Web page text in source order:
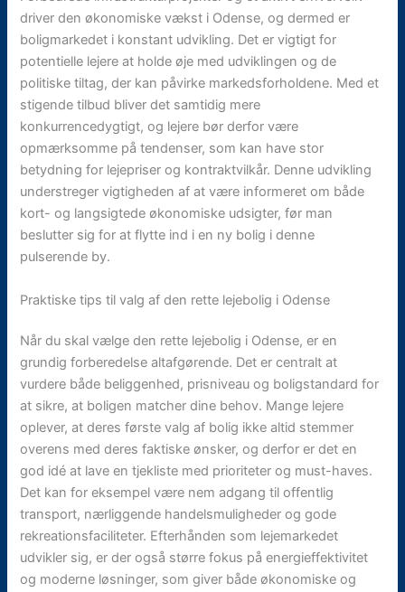
driver den økonomiske vækst i Odense, og dermed er
boligmarkedet i konstant udvikling. Det er vigtigt for
potentielle lejere at holde øje med udviklingen og de
politiske tiltag, der kan påvirke markedsforholdene. Med et
stigende tilbud bliver det samtidig mere
konkurrencedygtigt, og lejere bør derfor være
opmærksomme på tendenser, som kan have stor
betydning for lejepriser og kontraktvilkår. Denne udvikling
understreger vigtigheden af at være informeret om både
kort- og langsigtede økonomiske udsigter, før man
beslutter sig for at flytte ind i en ny bolig i denne
pulserende by.
Praktiske tips til valg af den rette lejebolig i Odense
Når du skal vælge den rette lejebolig i Odense, er en
grundig forberedelse altafgørende. Det er centralt at
vurdere både beliggenhed, prisniveau og boligstandard for
at sikre, at boligen matcher dine behov. Mange lejere
oplever, at deres første valg af bolig ikke altid stemmer
overens med deres faktiske ønsker, og derfor er det en
god idé at lave en tjekliste med prioriteter og must-haves.
Det kan for eksempel være nem adgang til offentlig
transport, nærliggende handelsmuligheder og gode
rekreationsfaciliteter. Efterhånden som lejemarkedet
udvikler sig, er der også større fokus på energieffektivitet
og moderne løsninger, som giver både økonomiske og